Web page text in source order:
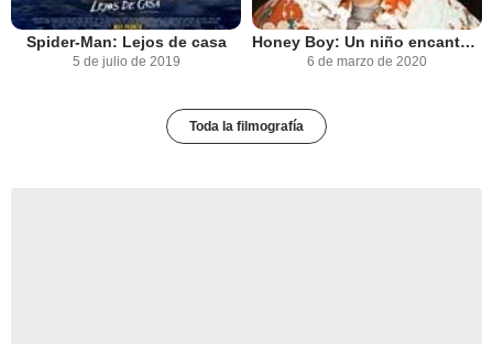
Spider-Man: Lejos de casa
5 de julio de 2019
Honey Boy: Un niño encantador
6 de marzo de 2020
Toda la filmografía